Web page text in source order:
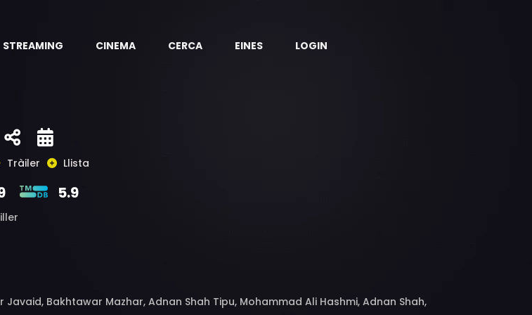
STREAMING CINEMA CERCA EINES LOGIN
Tràiler Llista
5.9
Javaid, Bakhtawar Mazhar, Adnan Shah Tipu, Mohammad Ali Hashmi, Adnan Shah,